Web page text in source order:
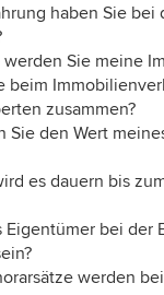
haben Sie
Sie meine
beim
zusammen?
Sie den Wert
es dauern bis
Eigentümer bei der
werden